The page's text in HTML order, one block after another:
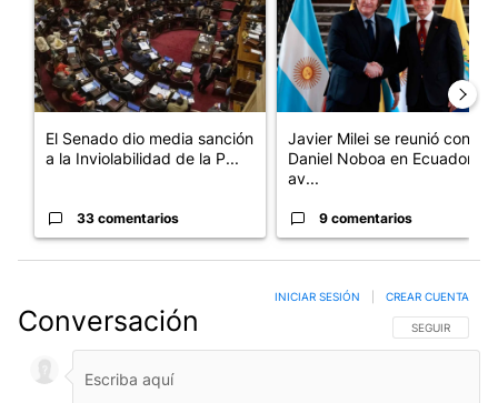
El Senado dio media sanción
a la Inviolabilidad de la P...
33 comentarios
Javier Milei se reunió con
Daniel Noboa en Ecuador y
av...
9 comentarios
Conversación SIGA ESTA
SEGUIR
INICIAR SESIÓN CREAR CUENTA